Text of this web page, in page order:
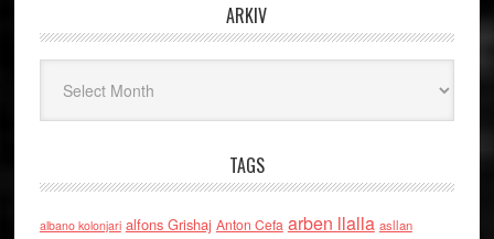
ARKIV
TAGS
albano kolonjari alfons Grishaj Anton Cefa arben llalla asllan